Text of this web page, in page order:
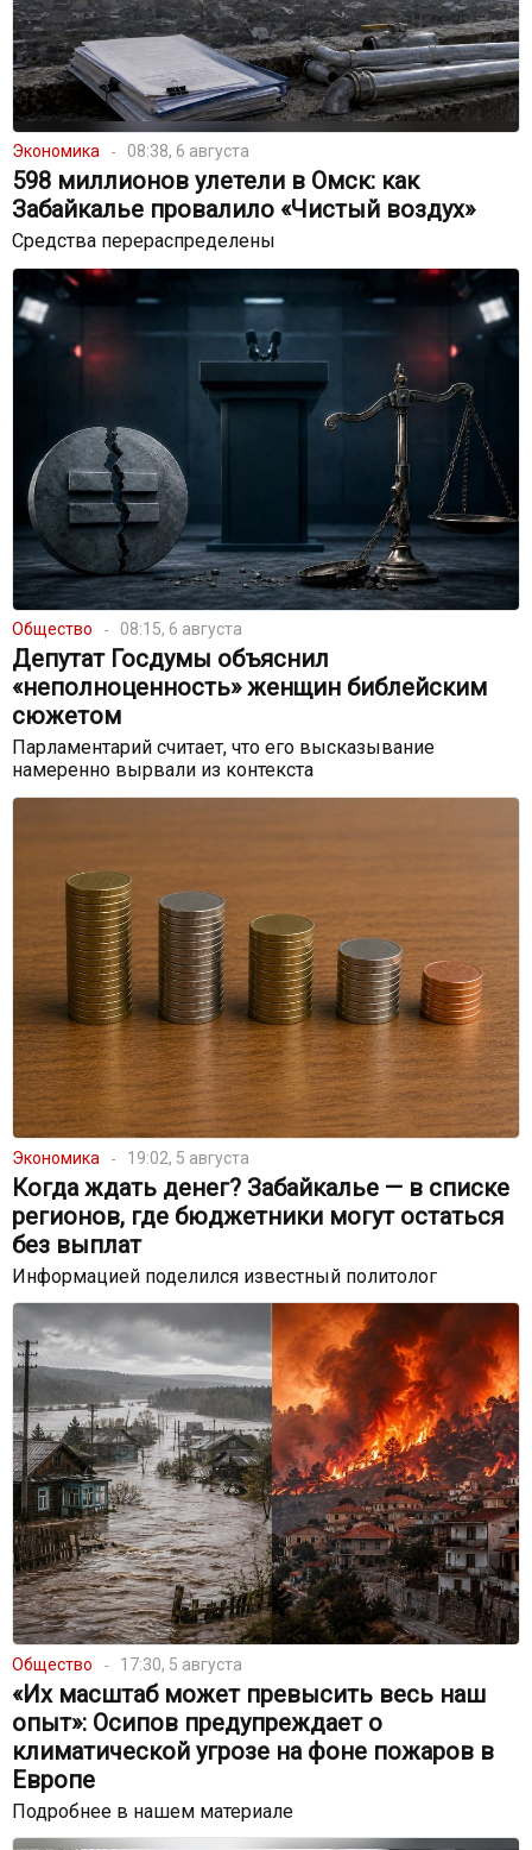
Экономика 08:38, 6 августа
598 миллионов улетели в Омск: как
Забайкалье провалило «Чистый воздух»
Средства перераспределены
Общество 08:15, 6 августа
Депутат Госдумы объяснил
«неполноценность» женщин библейским
сюжетом
Парламентарий считает, что его высказывание
намеренно вырвали из контекста
Экономика 19:02, 5 августа
Когда ждать денег? Забайкалье — в списке
регионов, где бюджетники могут остаться
без выплат
Информацией поделился известный политолог
Общество 17:30, 5 августа
«Их масштаб может превысить весь наш
опыт»: Осипов предупреждает о
климатической угрозе на фоне пожаров в
Европе
Подробнее в нашем материале